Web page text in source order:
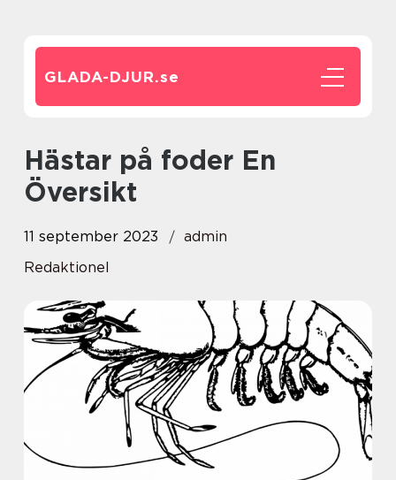
GLADA-DJUR.se
Hästar på foder En
Översikt
11 september 2023
admin
Redaktionel